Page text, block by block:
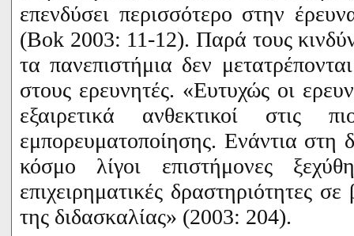
επενδύσει περισσότερο στην
(Bok 2003: 11-12). Παρά τους
τα πανεπιστήμια δεν
στους ερευνητές. «Ευτυχώς οι
εξαιρετικά ανθεκτικοί στις
εμπορευματοποίησης. Ενάντια στη
κόσμο λίγοι επιστήμονες
επιχειρηματικές δραστηριότητες
της διδασκαλίας» (2003: 204).